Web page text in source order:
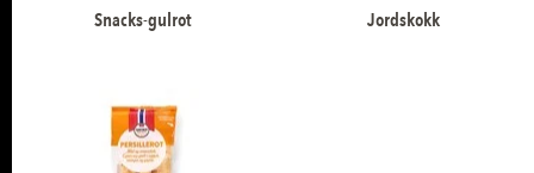
Snacks-gulrot Jordskokk